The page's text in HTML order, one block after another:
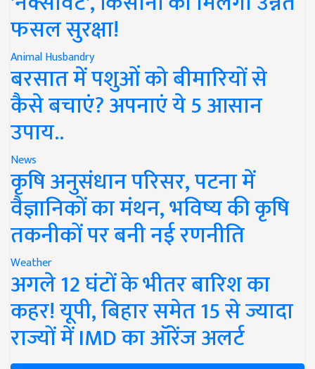
फसल सुरक्षा!
Animal Husbandry
बरसात में पशुओं को बीमारियों से
कैसे बचाएं? अपनाएं ये 5 आसान
उपाय..
News
कृषि अनुसंधान परिसर, पटना में
वैज्ञानिकों का मंथन, भविष्य की कृषि
तकनीकों पर बनी नई रणनीति
Weather
अगले 12 घंटों के भीतर बारिश का
कहर! यूपी, बिहार समेत 15 से ज्यादा
राज्यों में IMD का ऑरेंज अलर्ट